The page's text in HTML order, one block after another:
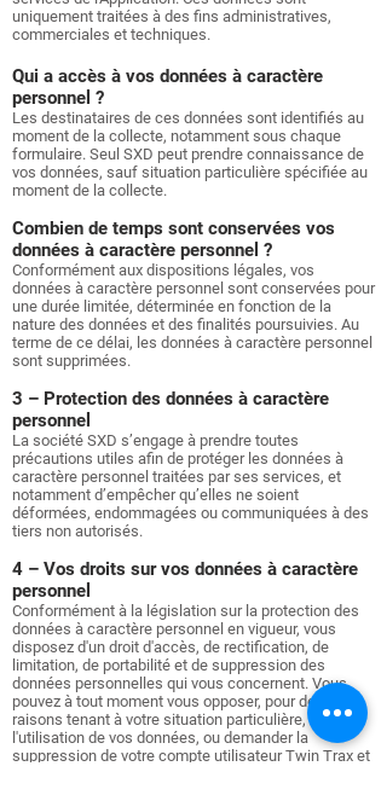
uniquement traitées à des fins administratives,
commerciales et techniques.
Qui a accès à vos données à caractère
personnel ?
Les destinataires de ces données sont identifiés au
moment de la collecte, notamment sous chaque
formulaire. Seul SXD peut prendre connaissance de
vos données, sauf situation particulière spécifiée au
moment de la collecte.
Combien de temps sont conservées vos
données à caractère personnel ?
Conformément aux dispositions légales, vos
données à caractère personnel sont conservées pour
une durée limitée, déterminée en fonction de la
nature des données et des finalités poursuivies. Au
terme de ce délai, les données à caractère personnel
sont supprimées.
3 – Protection des données à caractère
personnel
La société SXD s’engage à prendre toutes
précautions utiles afin de protéger les données à
caractère personnel traitées par ses services, et
notamment d’empêcher qu’elles ne soient
déformées, endommagées ou communiquées à des
tiers non autorisés.
4 – Vos droits sur vos données à caractère
personnel
Conformément à la législation sur la protection des
données à caractère personnel en vigueur, vous
disposez d'un droit d'accès, de rectification, de
limitation, de portabilité et de suppression des
données personnelles qui vous concernent. Vous
pouvez à tout moment vous opposer, pour des
raisons tenant à votre situation particulière, à
l'utilisation de vos données, ou demander la
suppression de votre compte utilisateur Twin Trax et